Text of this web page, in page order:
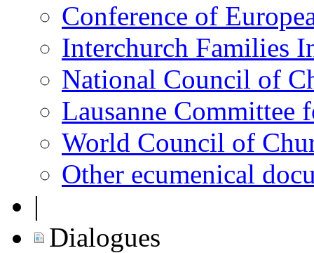
Conference of
Interchurch Families
National Council of
Lausanne
World Council of
Other ecumenical
|
Dialogues